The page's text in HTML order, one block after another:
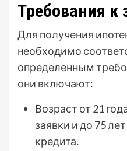
Требования
Для получения
необходимо
определенным
они включают:
Возраст от 21
заявки и до 75
кредита․